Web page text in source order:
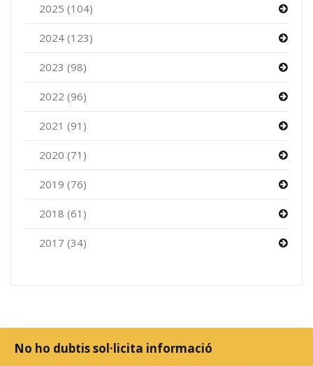
2025 (104)
2024 (123)
2023 (98)
2022 (96)
2021 (91)
2020 (71)
2019 (76)
2018 (61)
2017 (34)
No ho dubtis sol·licita informació